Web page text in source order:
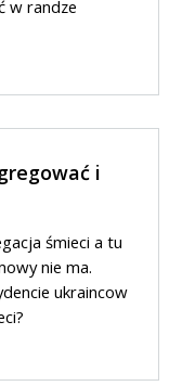
w randze
i
śmieci a tu
nie ma.
ukraincow